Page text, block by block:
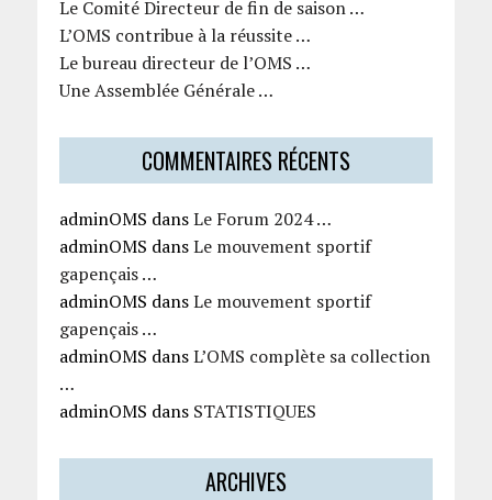
Le Comité Directeur de fin de saison …
L’OMS contribue à la réussite …
Le bureau directeur de l’OMS …
Une Assemblée Générale …
COMMENTAIRES RÉCENTS
adminOMS dansLe Forum 2024 …
adminOMS dansLe mouvement sportif
gapençais …
adminOMS dansLe mouvement sportif
gapençais …
adminOMS dansL’OMS complète sa collection
…
adminOMS dans STATISTIQUES
ARCHIVES